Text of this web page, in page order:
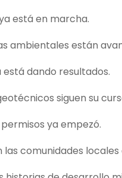
está en marcha.
ambientales están
está dando resultados.
siguen su
ya empezó.
las comunidades